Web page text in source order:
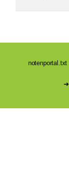
notenportal.txt